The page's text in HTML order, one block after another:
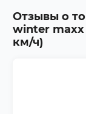
Отзывы о
winter maxx
км/ч)